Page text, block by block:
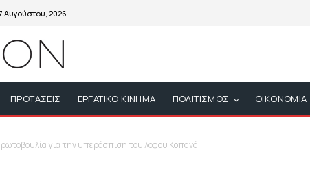
Αυγούστου, 2026
ΠΡΟΤΑΣΕΙΣ ΕΡΓΑΤΙΚΟ ΚΙΝΗΜΑ ΠΟΛΙΤΙΣΜΟΣ ΟΙΚΟΝΟΜΙΑ
για την υπεράσπιση του λόφου Κοπανά